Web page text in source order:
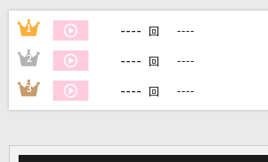
忘れてください
ヨルシカ
1 ---- 回 ----
2 ---- 回 ----
3 ---- 回 ----